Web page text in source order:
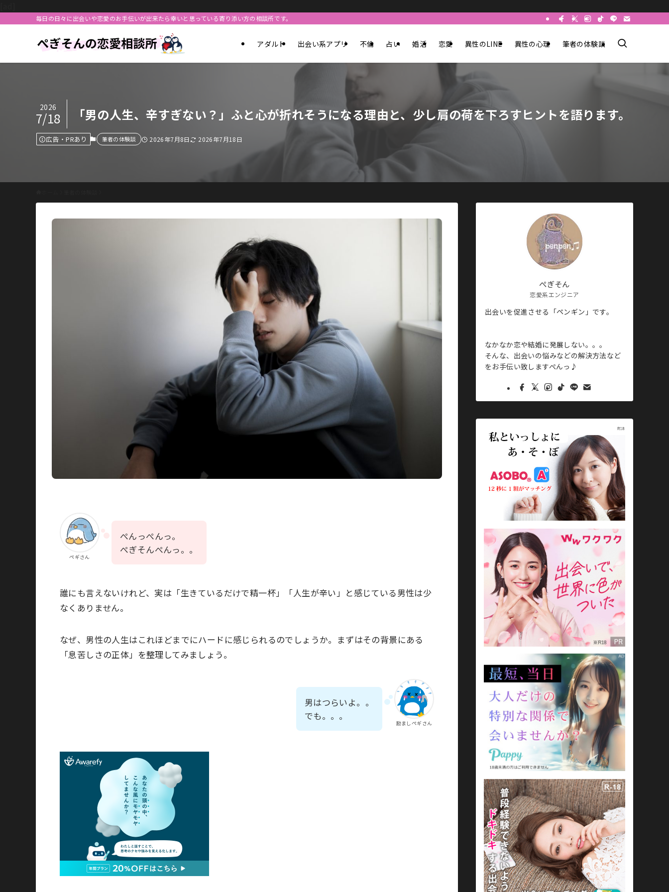
毎日の日々に出会いや恋愛のお手伝いが出来たら幸いと思っている寄り添い方の相談所です。
アダルト 出会い系アプリ 不倫 占い 婚活 恋愛 異性のLINE 異性の心理 筆者の体験談
「男の人生、辛すぎない？」ふと心が折れそうになる理由と、少し肩の荷を下ろすヒントを語ります。
2026
7/18
広告・PRあり 筆者の体験談 2026年7月8日 2026年7月18日
ペギさん
ぺんっぺんっ。
ぺぎそんぺんっ。。
誰にも言えないけれど、実は「生きているだけで精一杯」「人生が辛い」と感じている男性は少
なくありません。
なぜ、男性の人生はこれほどまでにハードに感じられるのでしょうか。まずはその背景にある
「息苦しさの正体」を整理してみましょう。
励ましペギさん
男はつらいよ。。
でも。。。
ぺぎそん
恋愛系エンジニア
出会いを促進させる「ペンギン」です。
なかなか恋や結婚に発展しない。。。
そんな、出会いの悩みなどの解決方法など
をお手伝い致しますぺんっ♪